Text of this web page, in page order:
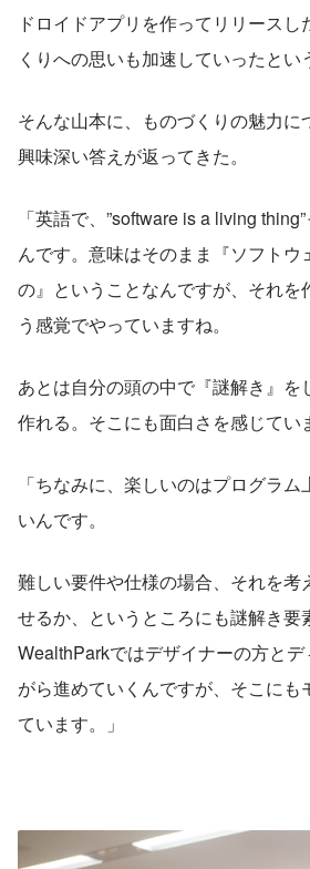
ドロイドアプリを作ってリリース
くりへの思いも加速していったとい
そんな山本に、ものづくりの魅力に
興味深い答えが返ってきた。
「英語で、”software is a living
んです。意味はそのまま『ソフトウ
の』ということなんですが、それを
う感覚でやっていますね。
あとは自分の頭の中で『謎解き』を
作れる。そこにも面白さを感じてい
「ちなみに、楽しいのはプログラ
いんです。
難しい要件や仕様の場合、それを考
せるか、というところにも謎解き要
WealthParkではデザイナーの方と
がら進めていくんですが、そこにも
ています。」